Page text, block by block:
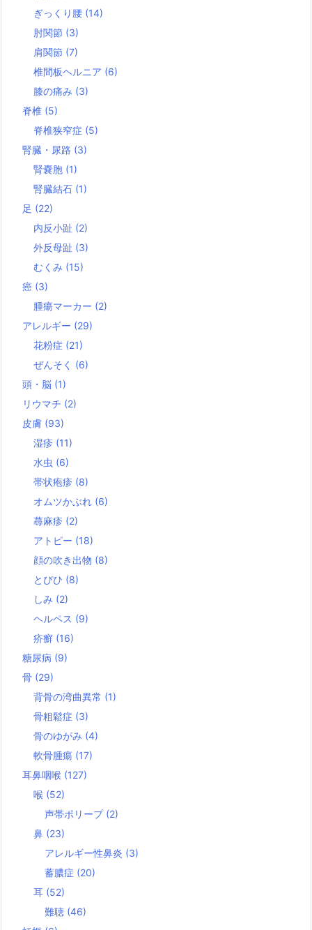
ぎっくり腰 (14)
肘関節 (3)
肩関節 (7)
椎間板ヘルニア (6)
膝の痛み (3)
脊椎 (5)
脊椎狭窄症 (5)
腎臓・尿路 (3)
腎嚢胞 (1)
腎臓結石 (1)
足 (22)
内反小趾 (2)
外反母趾 (3)
むくみ (15)
癌 (3)
腫瘍マーカー (2)
アレルギー (29)
花粉症 (21)
ぜんそく (6)
頭・脳 (1)
リウマチ (2)
皮膚 (93)
湿疹 (11)
水虫 (6)
帯状疱疹 (8)
オムツかぶれ (6)
蕁麻疹 (2)
アトピー (18)
顔の吹き出物 (8)
とびひ (8)
しみ (2)
ヘルペス (9)
疥癬 (16)
糖尿病 (9)
骨 (29)
背骨の湾曲異常 (1)
骨粗鬆症 (3)
骨のゆがみ (4)
軟骨腫瘍 (17)
耳鼻咽喉 (127)
喉 (52)
声帯ポリープ (2)
鼻 (23)
アレルギー性鼻炎 (3)
蓄膿症 (20)
耳 (52)
難聴 (46)